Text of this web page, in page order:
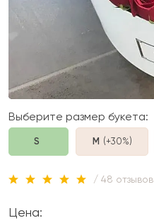
Выберите размер букета:
S M (+30%)
/ 48 отзывов
Цена: